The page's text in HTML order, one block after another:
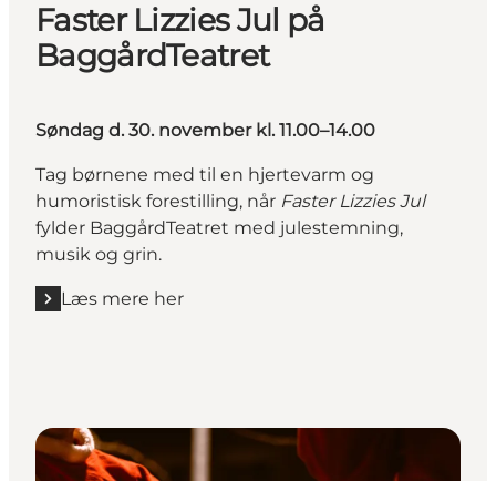
Faster Lizzies Jul på
BaggårdTeatret
Søndag d. 30. november kl. 11.00–14.00
Tag børnene med til en hjertevarm og
humoristisk forestilling, når Faster Lizzies Jul
fylder BaggårdTeatret med julestemning,
musik og grin.
Læs mere her